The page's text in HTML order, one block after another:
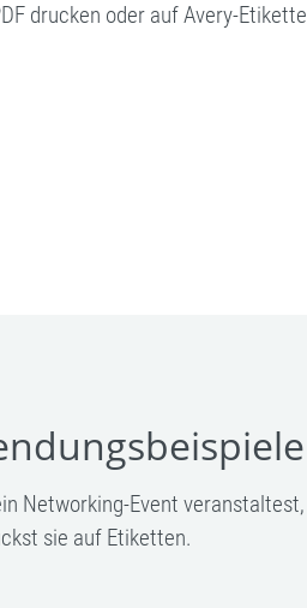
drucken oder auf Avery-
Networking-Event
sie auf Etiketten.